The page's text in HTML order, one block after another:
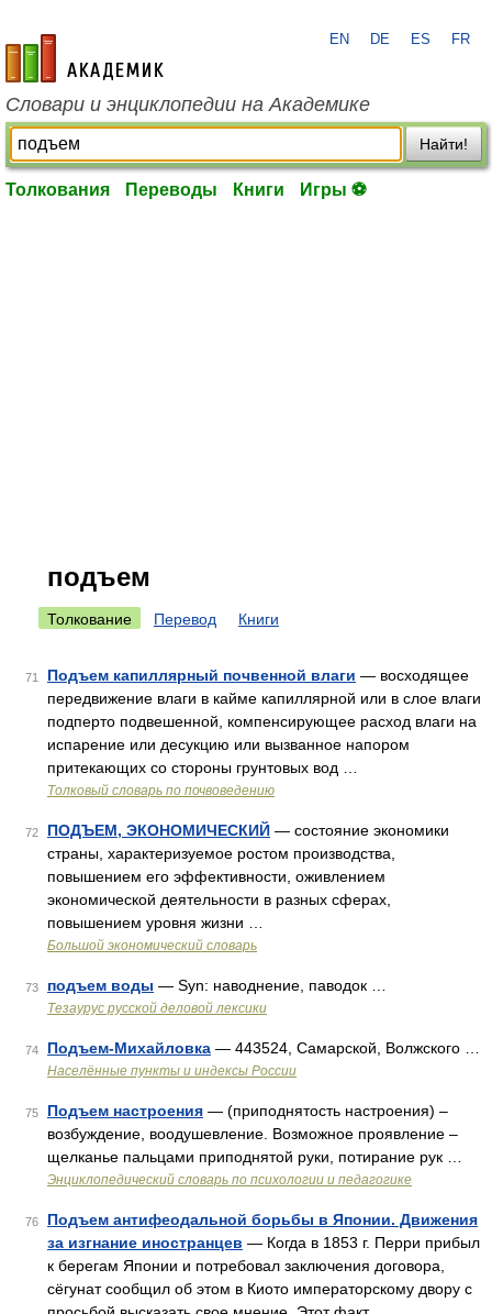
academic.ru
EN DE ES FR
Словари и энциклопедии на Академике
Найти!
Толкования Переводы Книги Игры ⚽
подъем
Толкование Перевод Книги
71 Подъем капиллярный почвенной влаги — восходящее
передвижение влаги в кайме капиллярной или в слое влаги
подперто подвешенной, компенсирующее расход влаги на
испарение или десукцию или вызванное напором
притекающих со стороны грунтовых вод …
Толковый словарь по почвоведению
72 ПОДЪЕМ, ЭКОНОМИЧЕСКИЙ — состояние экономики
страны, характеризуемое ростом производства,
повышением его эффективности, оживлением
экономической деятельности в разных сферах,
повышением уровня жизни …
Большой экономический словарь
73 подъем воды — Syn: наводнение, паводок …
Тезаурус русской деловой лексики
74 Подъем-Михайловка — 443524, Самарской, Волжского …
Населённые пункты и индексы России
75 Подъем настроения — (приподнятость настроения) –
возбуждение, воодушевление. Возможное проявление –
щелканье пальцами приподнятой руки, потирание рук …
Энциклопедический словарь по психологии и педагогике
76
Подъем антифеодальной борьбы в Японии. Движения
за изгнание иностранцев — Когда в 1853 г. Перри прибыл
к берегам Японии и потребовал заключения договора,
сёгунат сообщил об этом в Киото императорскому двору с